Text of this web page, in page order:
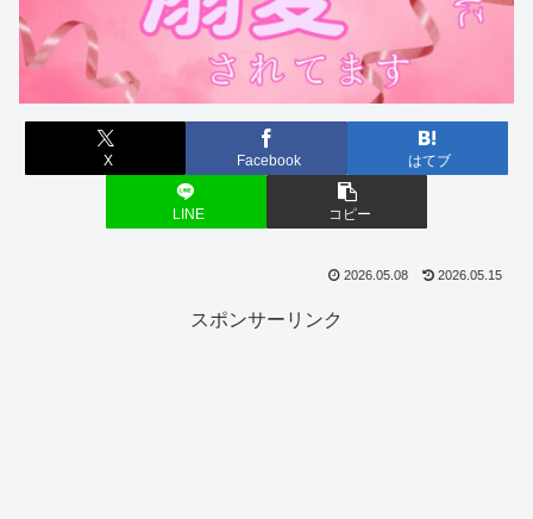
X Facebook はてブ
LINE コピー
2026.05.08 2026.05.15
スポンサーリンク